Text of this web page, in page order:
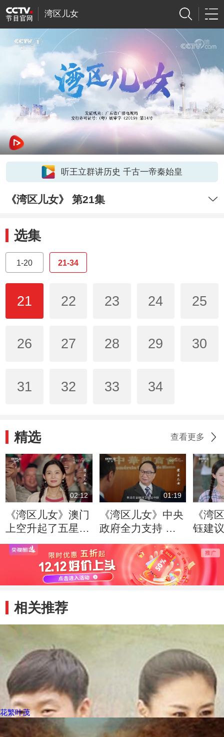
湾区儿女
听王立群讲历史 千古一帝秦始皇
《湾区儿女》 第21集
选集
1-20 21-34
21 22 23 24 25
26 27 28 29 30
31 32 33 34
精选 查看更多
02:12
《湾区儿女》澳门
上空升起了五星红
旗 烟花把夜照亮
01:19
《湾区儿女》中央
政府全力支持 保
障了香港的经济安
全
《湾
钰建
素 欧
大加
相关推荐
花繁叶茂